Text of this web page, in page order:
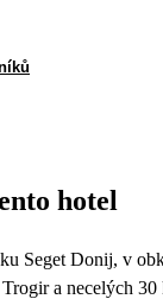
hotel
Seget Donij, v
a necelých